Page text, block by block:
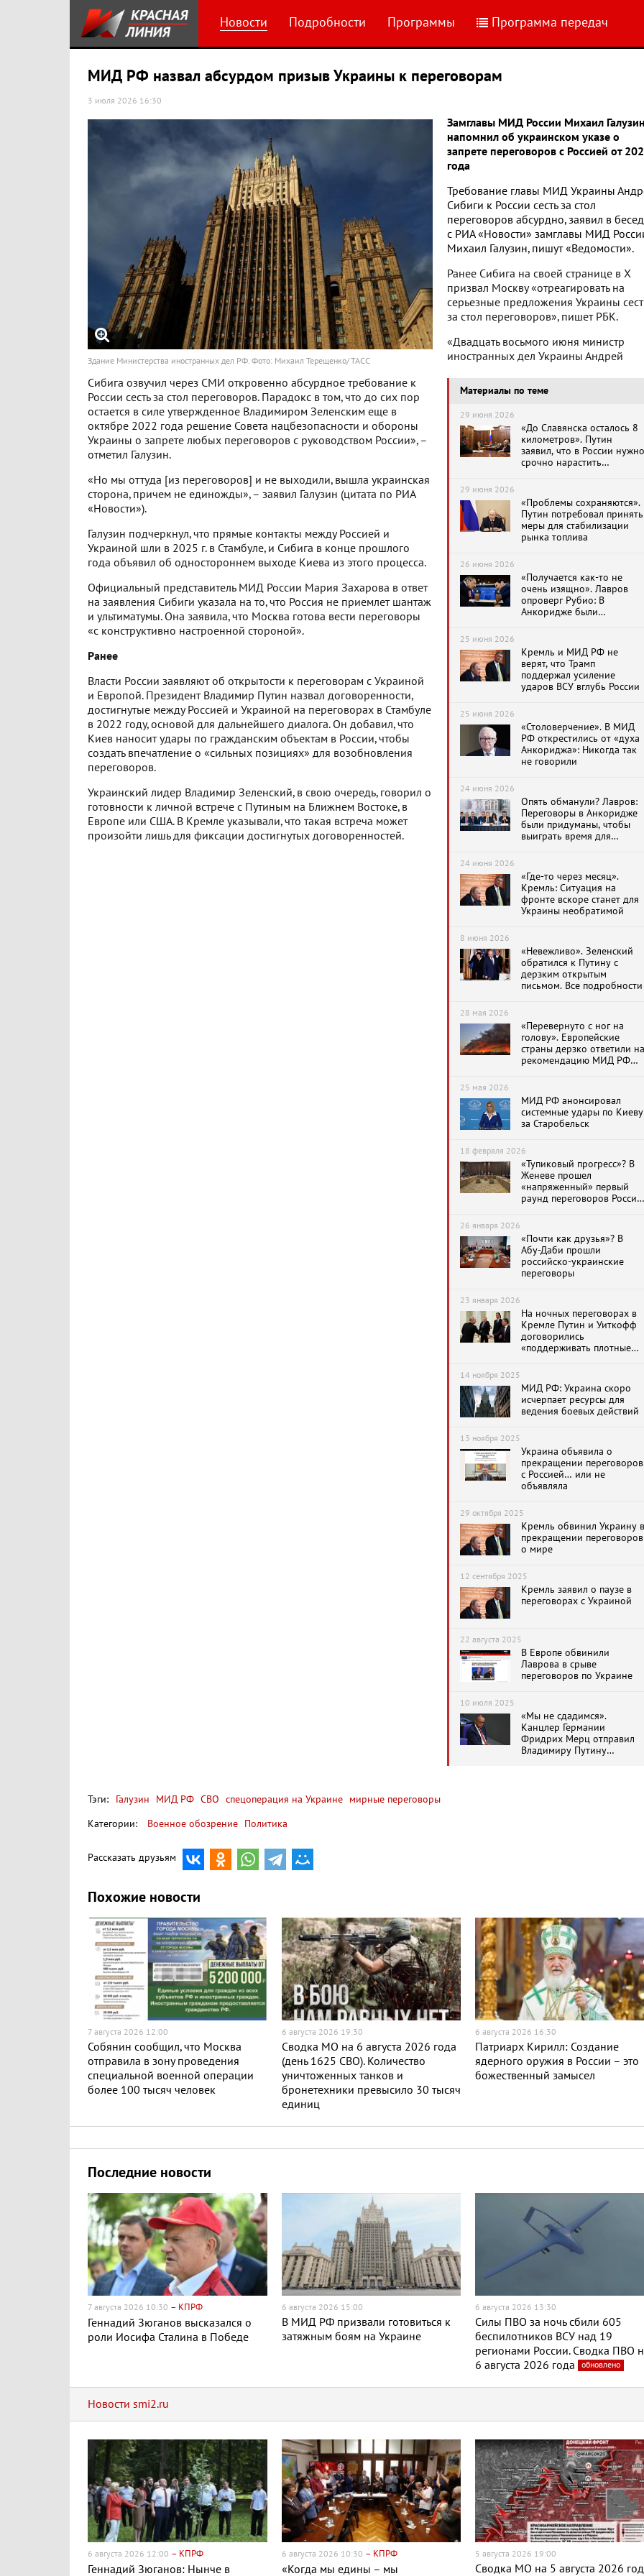
Новости Подробности Программы Программа передач
МИД РФ назвал абсурдом призыв Украины к переговорам
3 июля 2026 16:30
Здание Министерства иностранных дел РФ. Фото: Михаил Терещенко/ ТАСС
Замглавы МИД России Михаил
напомнил об украинском указе о
запрете переговоров с Россией от
года
Материалы по теме
29 июня 2026
«До Славянска осталось 8
километров». Путин
заявил, что в России нужно
срочно нарастить
29 июня 2026
«Проблемы сохраняются».
Путин потребовал принять
меры для стабилизации
рынка топлива
26 июня 2026
«Получается как-то не
очень изящно». Лавров
опроверг Рубио: В
Анкоридже были
приняты российской
стороной
25 июня 2026
Кремль и МИД РФ не
верят, что Трамп
поддержал усиление
ударов ВСУ вглубь России
25 июня 2026
«Столоверчение». В МИД
РФ открестились от «духа
Анкориджа»: Никогда так
не говорили
24 июня 2026
Опять обманули? Лавров:
Переговоры в Анкоридже
были придуманы, чтобы
выиграть время для
24 июня 2026
«Где-то через месяц».
Кремль: Ситуация на
фронте вскоре станет для
Украины необратимой
8 июня 2026
«Невежливо». Зеленский
обратился к Путину с
дерзким открытым
письмом. Все подробности
28 мая 2026
«Перевернуто с ног на
голову». Европейские
страны дерзко ответили на
рекомендацию МИД РФ
25 мая 2026
МИД РФ анонсировал
системные удары по Киеву
за Старобельск
18 февраля 2026
«Тупиковый прогресс»? В
Женеве прошел
«напряженный» первый
раунд переговоров России,
26 января 2026
«Почти как друзья»? В
Абу-Даби прошли
российско-украинские
переговоры
23 января 2026
На ночных переговорах в
Кремле Путин и Уиткофф
договорились
«поддерживать плотные
на Украине»
14 ноября 2025
МИД РФ: Украина скоро
исчерпает ресурсы для
ведения боевых действий
13 ноября 2025
Украина объявила о
прекращении переговоров
с Россией… или не
объявляла
29 октября 2025
Кремль обвинил Украину в
прекращении переговоров
о мире
12 сентября 2025
Кремль заявил о паузе в
переговорах с Украиной
22 августа 2025
В Европе обвинили
Лаврова в срыве
переговоров по Украине
10 июля 2025
«Мы не сдадимся».
Канцлер Германии
Фридрих Мерц отправил
Владимиру Путину
Требование главы МИД Украины
Сибиги к России сесть за стол
переговоров абсурдно, заявил в
с РИА «Новости» замглавы МИД
Михаил Галузин, пишут «Ведомости».
Ранее Сибига на своей странице в X
призвал Москву «отреагировать на
серьезные предложения Украины
за стол переговоров», пишет РБК.
«Двадцать восьмого июня министр
иностранных дел Украины Андрей
Сибига озвучил через СМИ откровенно абсурдное требование к
России сесть за стол переговоров. Парадокс в том, что до сих пор
остается в силе утвержденное Владимиром Зеленским еще в
октябре 2022 года решение Совета нацбезопасности и обороны
Украины о запрете любых переговоров с руководством России», –
отметил Галузин.
«Но мы оттуда [из переговоров] и не выходили, вышла украинская
сторона, причем не единожды», – заявил Галузин (цитата по РИА
«Новости»).
Галузин подчеркнул, что прямые контакты между Россией и
Украиной шли в 2025 г. в Стамбуле, и Сибига в конце прошлого
года объявил об одностороннем выходе Киева из этого процесса.
Официальный представитель МИД России Мария Захарова в ответ
на заявления Сибиги указала на то, что Россия не приемлет шантаж
и ультиматумы. Она заявила, что Москва готова вести переговоры
«с конструктивно настроенной стороной».
Ранее
Власти России заявляют об открытости к переговорам с Украиной
и Европой. Президент Владимир Путин назвал договоренности,
достигнутые между Россией и Украиной на переговорах в Стамбуле
в 2022 году, основой для дальнейшего диалога. Он добавил, что
Киев наносит удары по гражданским объектам в России, чтобы
создать впечатление о «сильных позициях» для возобновления
переговоров.
Украинский лидер Владимир Зеленский, в свою очередь, говорил о
готовности к личной встрече с Путиным на Ближнем Востоке, в
Европе или США. В Кремле указывали, что такая встреча может
произойти лишь для фиксации достигнутых договоренностей.
Тэги: Галузин МИД РФ СВО спецоперация на Украине мирные переговоры
Категории:
Военное обозрение Политика
Рассказать друзьям
Похожие новости
7 августа 2026 12:00
Собянин сообщил, что Москва
отправила в зону проведения
специальной военной операции
более 100 тысяч человек
6 августа 2026 19:30
Сводка МО на 6 августа 2026 года
(день 1625 СВО). Количество
уничтоженных танков и
бронетехники превысило 30 тысяч
единиц
6 августа 2026 16:30
Патриарх Кирилл: Создание
ядерного оружия в России – это
божественный замысел
Последние новости
7 августа 2026 10:30 – КПРФ
Геннадий Зюганов высказался о
роли Иосифа Сталина в Победе
6 августа 2026 15:00
В МИД РФ призвали готовиться к
затяжным боям на Украине
6 августа 2026 13:30
Силы ПВО за ночь сбили 605
беспилотников ВСУ над 19
регионами России. Сводка ПВО
6 августа 2026 года
обновлено
Новости smi2.ru
6 августа 2026 12:00 – КПРФ
Геннадий Зюганов: Нынче в
6 августа 2026 10:30 – КПРФ
«Когда мы едины – мы
5 августа 2026 19:00
Сводка МО на 5 августа 2026